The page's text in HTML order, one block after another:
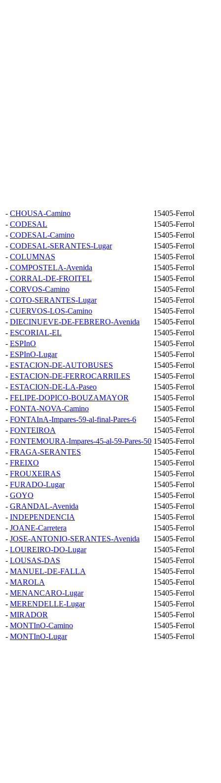
- CHOUSA-Camino
15405-Ferrol
- CODESAL
15405-Ferrol
- CODESAL-Camino
15405-Ferrol
- CODESAL-SERANTES-Lugar
15405-Ferrol
- COLUMNAS
15405-Ferrol
- COMPOSTELA-Avenida
15405-Ferrol
- CORRAL-DE-FROITEL
15405-Ferrol
- CORVOS-Camino
15405-Ferrol
- COTO-SERANTES-Lugar
15405-Ferrol
- CUERVOS-LOS-Camino
15405-Ferrol
- DIECINUEVE-DE-FEBRERO-Avenida
15405-Ferrol
- ESCORIAL-EL
15405-Ferrol
- ESPInO
15405-Ferrol
- ESPInO-Lugar
15405-Ferrol
- ESTACION-DE-AUTOBUSES
15405-Ferrol
- ESTACION-DE-FERROCARRILES
15405-Ferrol
- ESTACION-DE-LA-Paseo
15405-Ferrol
- FELIPE-DOPICO-BOUZAMAYOR
15405-Ferrol
- FONTA-NOVA-Camino
15405-Ferrol
- FONTAInA-Impares-59-al-final-Pares-6
15405-Ferrol
- FONTEIROA
15405-Ferrol
- FONTEMOURA-Impares-45-al-59-Pares-50 15405-Ferrol
- FRAGA-SERANTES
15405-Ferrol
- FREIXO
15405-Ferrol
- FROUXEIRAS
15405-Ferrol
- FURADO-Lugar
15405-Ferrol
- GOYO
15405-Ferrol
- GRANDAL-Avenida
15405-Ferrol
- INDEPENDENCIA
15405-Ferrol
- JOANE-Carretera
15405-Ferrol
- JOSE-ANTONIO-SERANTES-Avenida
15405-Ferrol
- LOUREIRO-DO-Lugar
15405-Ferrol
- LOUSAS-DAS
15405-Ferrol
- MANUEL-DE-FALLA
15405-Ferrol
- MAROLA
15405-Ferrol
- MENANCARO-Lugar
15405-Ferrol
- MERENDELLE-Lugar
15405-Ferrol
- MIRADOR
15405-Ferrol
- MONTInO-Camino
15405-Ferrol
- MONTInO-Lugar 15405-Ferrol